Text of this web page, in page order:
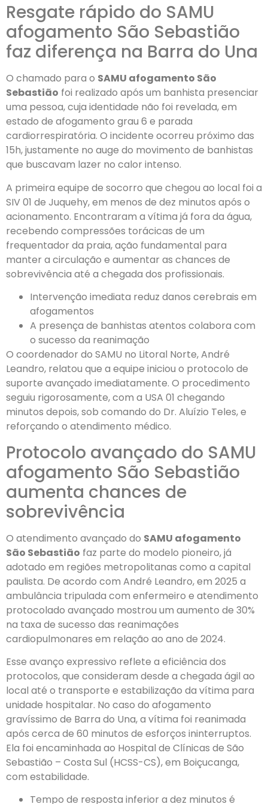
Resgate rápido do SAMU
afogamento São Sebastião
faz diferença na Barra do Una
O chamado para o SAMU afogamento São
Sebastião foi realizado após um banhista presenciar
uma pessoa, cuja identidade não foi revelada, em
estado de afogamento grau 6 e parada
cardiorrespiratória. O incidente ocorreu próximo das
15h, justamente no auge do movimento de banhistas
que buscavam lazer no calor intenso.
A primeira equipe de socorro que chegou ao local foi a
SIV 01 de Juquehy, em menos de dez minutos após o
acionamento. Encontraram a vítima já fora da água,
recebendo compressões torácicas de um
frequentador da praia, ação fundamental para
manter a circulação e aumentar as chances de
sobrevivência até a chegada dos profissionais.
Intervenção imediata reduz danos cerebrais em
afogamentos
A presença de banhistas atentos colabora com
o sucesso da reanimação
O coordenador do SAMU no Litoral Norte, André
Leandro, relatou que a equipe iniciou o protocolo de
suporte avançado imediatamente. O procedimento
seguiu rigorosamente, com a USA 01 chegando
minutos depois, sob comando do Dr. Aluízio Teles, e
reforçando o atendimento médico.
Protocolo avançado do SAMU
afogamento São Sebastião
aumenta chances de
sobrevivência
O atendimento avançado do SAMU afogamento
São Sebastião faz parte do modelo pioneiro, já
adotado em regiões metropolitanas como a capital
paulista. De acordo com André Leandro, em 2025 a
ambulância tripulada com enfermeiro e atendimento
protocolado avançado mostrou um aumento de 30%
na taxa de sucesso das reanimações
cardiopulmonares em relação ao ano de 2024.
Esse avanço expressivo reflete a eficiência dos
protocolos, que consideram desde a chegada ágil ao
local até o transporte e estabilização da vítima para
unidade hospitalar. No caso do afogamento
gravíssimo de Barra do Una, a vítima foi reanimada
após cerca de 60 minutos de esforços ininterruptos.
Ela foi encaminhada ao Hospital de Clínicas de São
Sebastião – Costa Sul (HCSS-CS), em Boiçucanga,
com estabilidade.
Tempo de resposta inferior a dez minutos é